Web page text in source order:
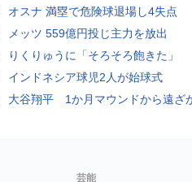
オスナ 満塁で危険球退場し4失点
メッツ 559億円投じ主力を放出
りくりゅうに「そろそろ飽きた」
インドネシア球児2人が始球式
大谷翔平 1か月マウンドから遠ざかる中で打撃好調「しっかり反応できている」 今季初“1試合2発”で25･26号 打
芸能